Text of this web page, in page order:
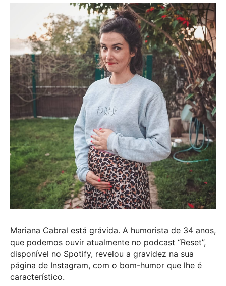
Mariana Cabral está grávida. A humorista de 34 anos,
que podemos ouvir atualmente no podcast “Reset”,
disponível no Spotify, revelou a gravidez na sua
página de Instagram, com o bom-humor que lhe é
característico.